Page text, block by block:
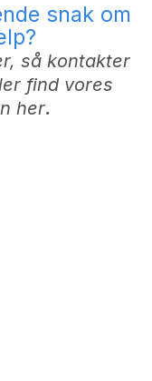
snak om
så kontakter
find vores
her.